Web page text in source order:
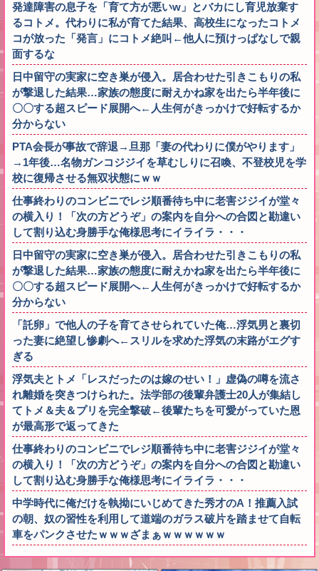
発達障害の息子を「育て方が悪いw」とバカにし育児放棄す
るコトメ。代わりに私が育てた結果、高校生になったコトメ
コが放った「発言」にコトメ絶叫←他人に預けっぱなしで親
面するな
日中留守の実家に空き巣が侵入。居合わせた引きこもりの私
が撃退した結果…家族の態度に耐えかね家を出たら半年後に
〇〇する超スピード展開へ←人生何がきっかけで好転するか
分からない
PTA会長が事故で辞退→旦那「妻の代わりに僕がやります」
→1年後…名物ガンコジジイを草むしりに召喚、不登校児を学
校に復帰させる無双状態にｗｗ
仕事終わりのコンビニでレジ順番待ち中に老害ジジイが堂々
の横入り！「次の方どうぞ」の案内を自分への合図と勘違い
して割り込む身勝手な俺様思考にイライラ・・・
日中留守の実家に空き巣が侵入。居合わせた引きこもりの私
が撃退した結果…家族の態度に耐えかね家を出たら半年後に
〇〇する超スピード展開へ←人生何がきっかけで好転するか
分からない
「託卵」で他人の子を育てさせられていた俺…浮気男と裏切
った妻に絶望し惨劇へ←スリルを求めた浮気の末路がエグす
ぎる
浮気夫とトメ「レスだったのは嫁のせい！」虚偽の噂を流さ
れ離婚を突きつけられた。法学部の後輩弁護士20人が集結し
てトメ＆夫＆プリを完全撃破←後輩たちを可愛がっていた恩
が最高形で返ってきた
仕事終わりのコンビニでレジ順番待ち中に老害ジジイが堂々
の横入り！「次の方どうぞ」の案内を自分への合図と勘違い
して割り込む身勝手な俺様思考にイライラ・・・
中学時代に俺だけを執拗にいじめてきた秀才のA！推薦入試
の朝、奴の習性を利用して道端のガラス破片を踏ませて自転
車をパンクさせたｗｗｗざまぁｗｗｗｗｗｗ